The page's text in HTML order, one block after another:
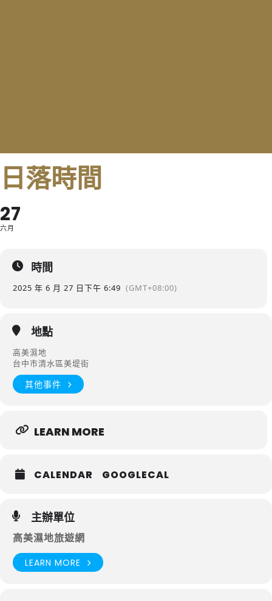
日落時間
27
六月
時間
2025 年 6 月 27 日下午 6:49 (GMT+08:00)
地點
高美濕地
台中市清水區美堤街
其他事件
LEARN MORE
CALENDAR GOOGLECAL
主辦單位
高美濕地旅遊網
LEARN MORE